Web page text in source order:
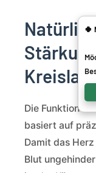
Die Funktion
basiert auf
Damit das
Blut
🍀